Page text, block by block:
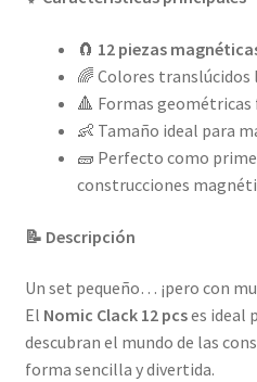
🧲 12 piezas
🌈 Colores
🔺 Formas
👶 Tamaño ideal para
🧱 Perfecto como
construcciones
📝 Descripción
Un set pequeño… ¡pero con
El Nomic Clack 12 pcses ideal
descubran el mundo de las
forma sencilla y divertida.